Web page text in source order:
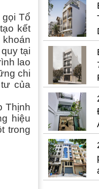
Tổ
kết
tại
lao
chi
của
Thịnh
hiệu
trong